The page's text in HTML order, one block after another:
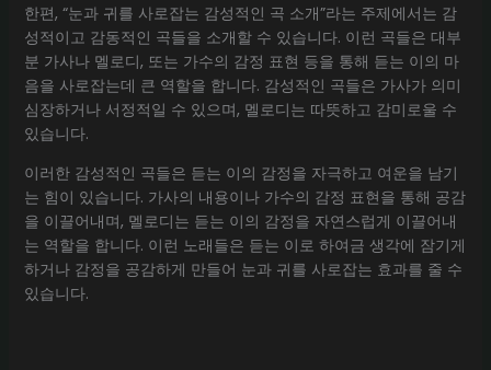
한편, “눈과 귀를 사로잡는 감성적인 곡 소개”라는 주제에서는 감
성적이고 감동적인 곡들을 소개할 수 있습니다. 이런 곡들은 대부
분 가사나 멜로디, 또는 가수의 감정 표현 등을 통해 듣는 이의 마
음을 사로잡는데 큰 역할을 합니다. 감성적인 곡들은 가사가 의미
심장하거나 서정적일 수 있으며, 멜로디는 따뜻하고 감미로울 수
있습니다.
이러한 감성적인 곡들은 듣는 이의 감정을 자극하고 여운을 남기
는 힘이 있습니다. 가사의 내용이나 가수의 감정 표현을 통해 공감
을 이끌어내며, 멜로디는 듣는 이의 감정을 자연스럽게 이끌어내
는 역할을 합니다. 이런 노래들은 듣는 이로 하여금 생각에 잠기게
하거나 감정을 공감하게 만들어 눈과 귀를 사로잡는 효과를 줄 수
있습니다.